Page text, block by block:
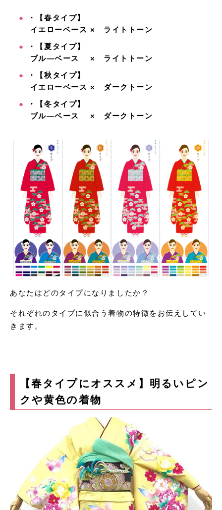
・【春タイプ】
イエローベース × ライトトーン
・【夏タイプ】
ブル―ベース × ライトトーン
・【秋タイプ】
イエローベース × ダークトーン
・【冬タイプ】
ブル―ベース × ダークトーン
あなたはどのタイプになりましたか？
それぞれのタイプに似合う着物の特徴をお伝えしてい
きます。
【春タイプにオススメ】明るいピン
クや黄色の着物